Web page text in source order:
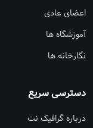
اعضای عادی
آموزشگاه ها
نگارخانه ها
دسترسی سریع
درباره گرافیک نت